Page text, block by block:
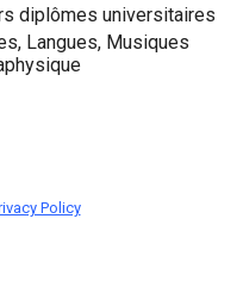
diplômes universitaires
Langues, Musiques
Policy